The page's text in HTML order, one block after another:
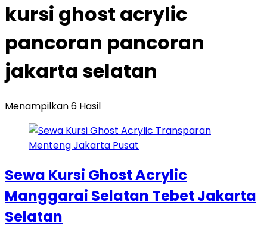
kursi ghost acrylic
pancoran pancoran
jakarta selatan
Menampilkan 6 Hasil
Sewa Kursi Ghost Acrylic
Manggarai Selatan Tebet Jakarta
Selatan